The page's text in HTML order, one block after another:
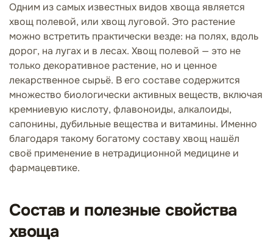
Одним из самых известных видов хвоща является
хвощ полевой, или хвощ луговой. Это растение
можно встретить практически везде: на полях, вдоль
дорог, на лугах и в лесах. Хвощ полевой — это не
только декоративное растение, но и ценное
лекарственное сырьё. В его составе содержится
множество биологически активных веществ, включая
кремниевую кислоту, флавоноиды, алкалоиды,
сапонины, дубильные вещества и витамины. Именно
благодаря такому богатому составу хвощ нашёл
своё применение в нетрадиционной медицине и
фармацевтике.
Состав и полезные свойства
хвоща